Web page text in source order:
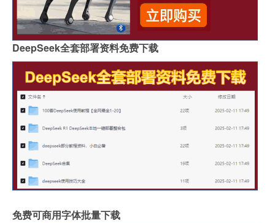
DeepSeek全套部署资料免费下载
免费可商用字体批量下载